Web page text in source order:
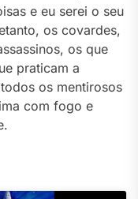
e eu serei o seu
os covardes,
os que
praticam a
os mentirosos
com fogo e